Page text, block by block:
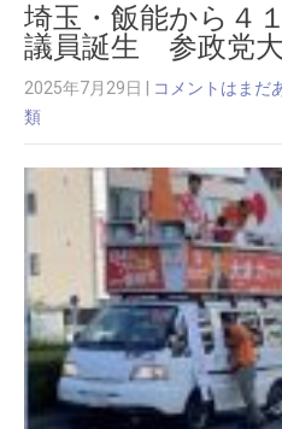
埼玉・飯能から４
議員誕生 参政党
2025年7月29日 コメントはまだ
類